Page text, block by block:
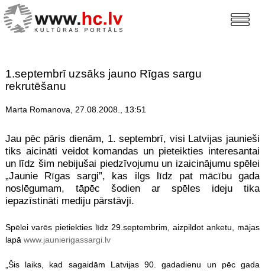
1.septembrī uzsāks jauno Rīgas sargu
rekrutēšanu
Marta Romanova, 27.08.2008., 13:51
Jau pēc pāris dienām, 1. septembrī, visi Latvijas jaunieši
tiks aicināti veidot komandas un pieteikties interesantai
un līdz šim nebijušai piedzīvojumu un izaicinājumu spēlei
„Jaunie Rīgas sargi”, kas ilgs līdz pat mācību gada
noslēgumam, tāpēc šodien ar spēles ideju tika
iepazīstināti mediju pārstāvji.
Spēlei varēs pietiekties līdz 29.septembrim, aizpildot anketu, mājas
lapā www.jaunierigassargi.lv
„Šis laiks, kad sagaidām Latvijas 90. gadadienu un pēc gada